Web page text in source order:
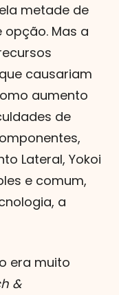
metade de
opção. Mas a
causariam
aumento
de
Lateral, Yokoi
e comum,
a
era muito
&